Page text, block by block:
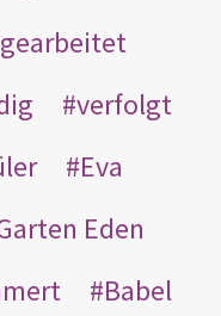
gearbeitet
verfolgt
Eva
Eden
Babel